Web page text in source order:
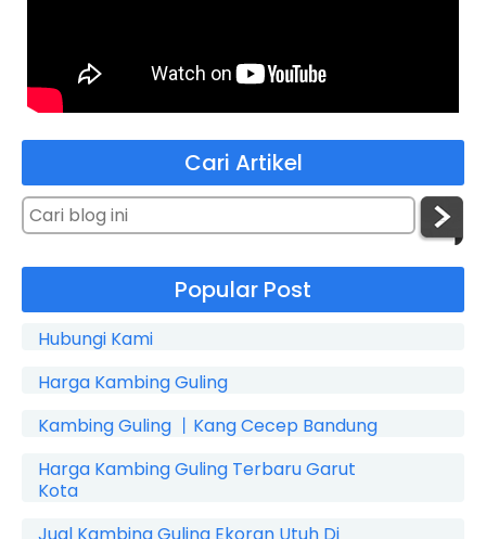
Cari Artikel
Popular Post
Hubungi Kami
Harga Kambing Guling
Kambing Guling 丨Kang Cecep Bandung
Harga Kambing Guling Terbaru Garut
Kota